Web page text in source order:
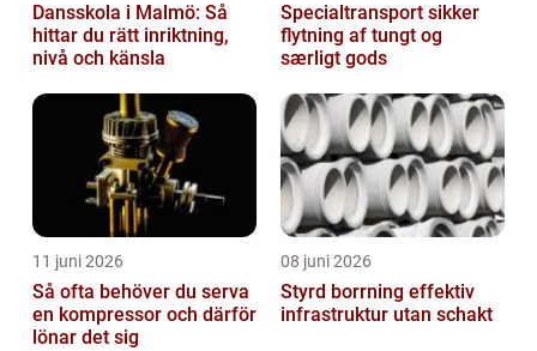
Dansskola i Malmö: Så
hittar du rätt inriktning,
nivå och känsla
Specialtransport sikker
flytning af tungt og
særligt gods
11 juni 2026
Så ofta behöver du serva
en kompressor och därför
lönar det sig
08 juni 2026
Styrd borrning effektiv
infrastruktur utan schakt